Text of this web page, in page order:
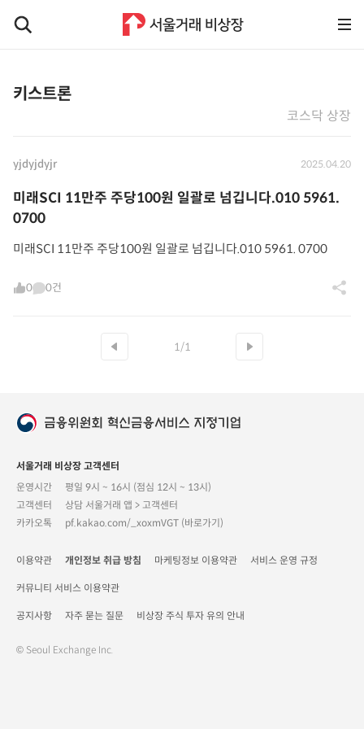
키스트론
코스닥 상장
yjdyjdyjr 2025.04.20
미래SCI 11만주 주당100원 일괄로 넘깁니다.010 5961.
0700
미래SCI 11만주 주당100원 일괄로 넘깁니다.010 5961. 0700
0 0건
1/1
서울거래 비상장 고객센터
운영시간
평일 9시 ~ 16시 (점심 12시 ~ 13시)
고객센터
상담 서울거래 앱 > 고객센터
카카오톡
pf.kakao.com/_xoxmVGT (바로가기)
이용약관 개인정보 취급 방침 마케팅정보 이용약관 서비스 운영 규정
커뮤니티 서비스 이용약관
공지사항 자주 묻는 질문 비상장 주식 투자 유의 안내
© Seoul Exchange Inc.